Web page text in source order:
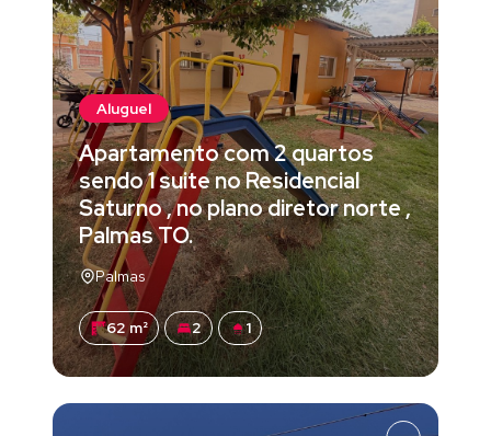
Aluguel
Apartamento com 2 quartos
sendo 1 suite no Residencial
Saturno , no plano diretor norte ,
Palmas TO.
Palmas
62 m² 2 1